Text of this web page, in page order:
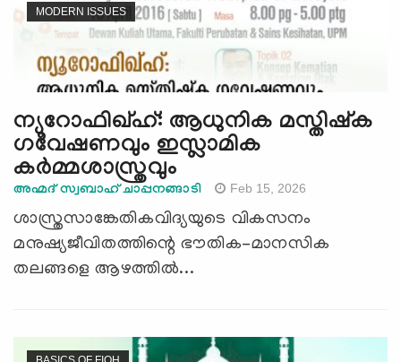
MODERN ISSUES
ന്യൂറോഫിഖ്ഹ്: ആധുനിക മസ്തിഷ്ക
ഗവേഷണവും ഇസ്ലാമിക
കർമ്മശാസ്ത്രവും
അഹ്മദ് സ്വബാഹ് ചാപ്പനങ്ങാടി Feb 15, 2026
ശാസ്ത്രസാങ്കേതികവിദ്യയുടെ വികസനം
മനുഷ്യജീവിതത്തിന്റെ ഭൗതിക–മാനസിക
തലങ്ങളെ ആഴത്തിൽ...